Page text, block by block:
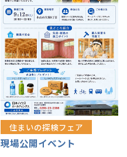
住まいの探検フェア
現場公開イベント